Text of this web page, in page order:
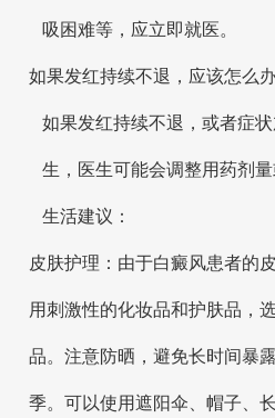
吸困难等，应立即就医。
如果发红持续不退，应该怎么
如果发红持续不退，或者症
生，医生可能会调整用药剂量
生活建议：
皮肤护理：由于白癜风患者的
用刺激性的化妆品和护肤品，
品。注意防晒，避免长时间暴
季。可以使用遮阳伞、帽子、